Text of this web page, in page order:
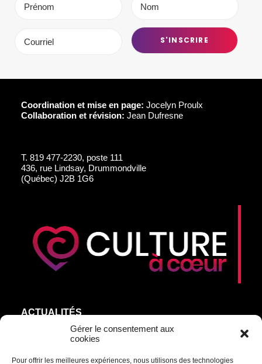
Gérer le consentement aux
cookies
Pour offrir les meilleures expériences, nous utilisons des technologies
Coordination et mise en page: Jocelyn Proulx
Collaboration et révision: Jean Dufresne
T. 819 477-2230, poste 111
436, rue Lindsay, Drummondville
(Québec) J2B 1G6
ACTUALITÉS
AGEND’ART
NOS ARTISTES
ÉDITIONS